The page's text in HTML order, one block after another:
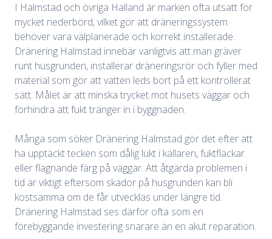
I Halmstad och övriga Halland är marken ofta utsatt för
mycket nederbörd, vilket gör att dräneringssystem
behöver vara välplanerade och korrekt installerade.
Dränering Halmstad innebär vanligtvis att man gräver
runt husgrunden, installerar dräneringsrör och fyller med
material som gör att vatten leds bort på ett kontrollerat
sätt. Målet är att minska trycket mot husets väggar och
förhindra att fukt tränger in i byggnaden.
Många som söker Dränering Halmstad gör det efter att
ha upptäckt tecken som dålig lukt i källaren, fuktfläckar
eller flagnande färg på väggar. Att åtgärda problemen i
tid är viktigt eftersom skador på husgrunden kan bli
kostsamma om de får utvecklas under längre tid.
Dränering Halmstad ses därför ofta som en
förebyggande investering snarare än en akut reparation.